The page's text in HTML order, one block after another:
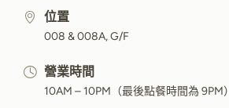
位置
008 & 008A, G/F
營業時間
10AM – 10PM（最後點餐時間為 9PM）